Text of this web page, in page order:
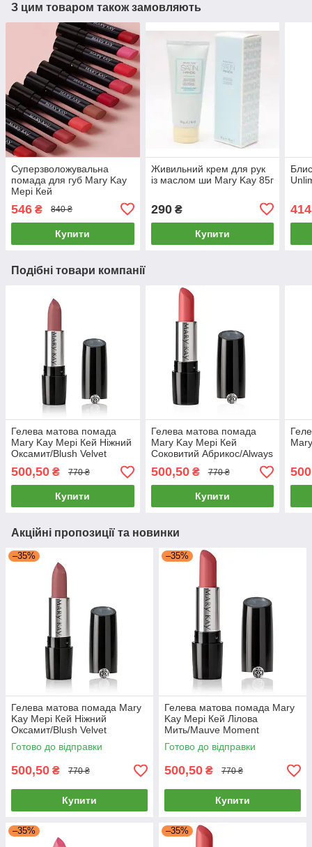
З цим товаром також замовляють
Суперзволожувальна
помада для губ Mary Kay
Мері Кей
546 ₴ 840 ₴
Купити
Живильний крем для рук
із маслом ши Mary Kay 85г
290₴
Купити
414
Подібні товари компанії
Гелева матова помада
Mary Kay Мері Кей Ніжний
Оксамит/Blush Velvet
(Напівматовий)
500,50 ₴ 770 ₴
Купити
Гелева матова помада
Mary Kay Мері Кей
Соковитий Абрикос/Always
Apricot (Напівматовий)
500,50₴ 770 ₴
Купити
Акційні пропозиції та новинки
–35%
Гелева матова помада Mary
Kay Мері Кей Ніжний
Оксамит/Blush Velvet
(Напівматовий)
Готово до відправки
500,50 ₴ 770 ₴
Купити
–35%
Гелева матова помада Mary
Kay Мері Кей Лілова
Мить/Mauve Moment
(Напівматовий)
Готово до відправки
500,50 ₴ 770 ₴
Купити
–35% –35%